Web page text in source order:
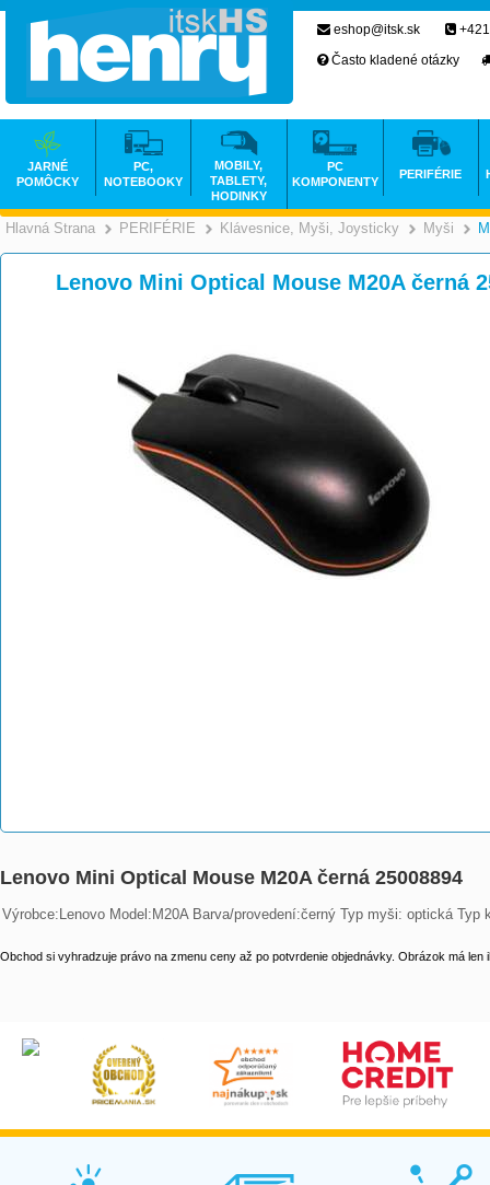
Hlavná Strana >
PERIFÉRIE >
Klávesnice, Myši, Joysticky Myši
Lenovo Mini Optical Mouse M20A černá
Lenovo Mini Optical Mouse M20A černá 25008894
Výrobce:Lenovo Model:M20A Barva/provedení:černý Typ myši: optická
Obchod si vyhradzuje právo na zmenu ceny až po potvrdenie objednávky. Obrázok má len
eshop@itsk.sk
Často kladené otázky
JARNÉ
POMÔCKY
PC,
NOTEBOOKY
MOBILY,
TABLETY,
HODINKY
PC
KOMPONENTY
PERIFÉRIE